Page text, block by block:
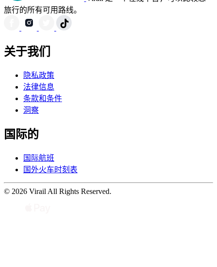
旅行的所有可用路线。
关于我们
隐私政策
法律信息
条款和条件
洞察
国际的
国际航班
国外火车时刻表
© 2026 Virail All Rights Reserved.